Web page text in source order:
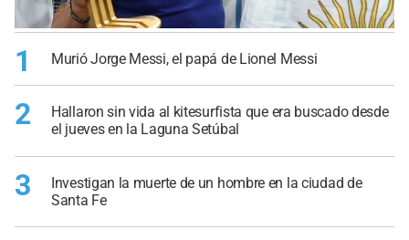
1 Murió Jorge Messi, el papá de Lionel Messi
2
Hallaron sin vida al kitesurfista que era buscado desde
el jueves en la Laguna Setúbal
3
Investigan la muerte de un hombre en la ciudad de
Santa Fe